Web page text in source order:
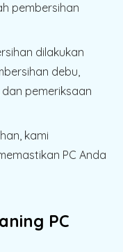
pembersihan
dilakukan
debu,
pemeriksaan
kami
PC Anda
PC